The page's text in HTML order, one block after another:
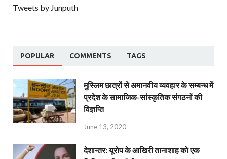
Tweets by Junputh
POPULAR COMMENTS TAGS
मुस्लिम छात्रों से अमानवीय व्यवहार के सम्बन्ध में
प्रदेश के सामाजिक-सांस्कृतिक संगठनों की
विज्ञप्ति
June 13, 2020
देशान्‍तर: यूरोप के आखिरी तानाशाह को एक